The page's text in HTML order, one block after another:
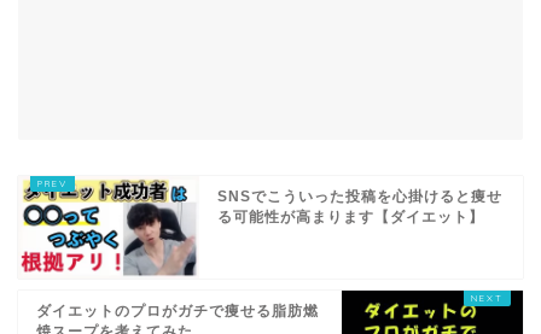
SNSでこういった投稿を心掛けると痩せ
る可能性が高まります【ダイエット】
ダイエットのプロがガチで痩せる脂肪燃